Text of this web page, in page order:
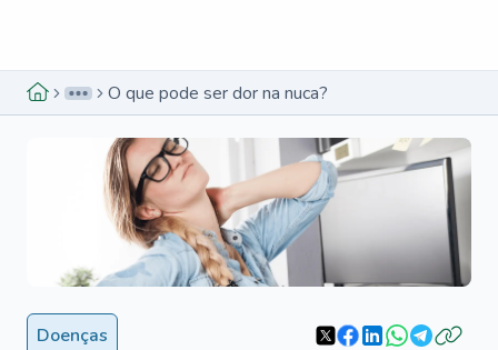
O que pode ser dor na nuca?
Doenças